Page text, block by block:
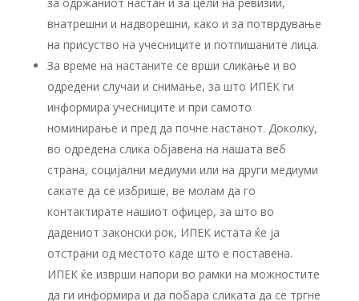
внатрешни и надворешни, како и за потврдување
на присуство на учесниците и потпишаните лица.
За време на настаните се врши сликање и во
одредени случаи и снимање, за што ИПЕК ги
информира учесниците и при самото
номинирање и пред да почне настанот. Доколку,
во одредена слика објавена на нашата веб
страна, социјални медиуми или на други медиуми
сакате да се избрише, ве молам да го
контактирате нашиот офицер, за што во
дадениот законски рок, ИПЕК истата ќе ја
отстрани од местото каде што е поставена.
ИПЕК ќе изврши напори во рамки на можностите
да ги информира и да побара сликата да се тргне